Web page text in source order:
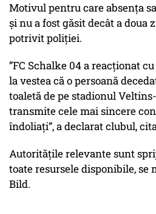
Motivul pentru care absența
și nu a fost găsit decât a doua
potrivit poliției.
”FC Schalke 04 a reacționat
la vestea că o persoană
toaletă de pe stadionul
transmite cele mai sincere
îndoliați”, a declarat clubul,
Autoritățile relevante sunt
toate resursele disponibile, se
Bild.